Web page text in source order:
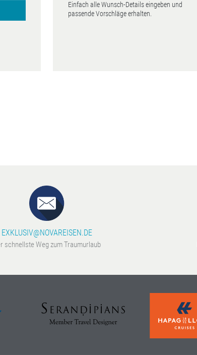
Einfach alle Wunsch-Details eingeben und
passende Vorschläge erhalten.
EXKLUSIV@NOVAREISEN.DE
schnellste Weg zum Traumurlaub